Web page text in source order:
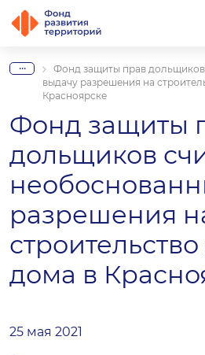
...
Фонд защиты прав
выдачу разрешения на
Красноярске
Фонд защиты
дольщиков
разрешения
дома в
25 мая 2021